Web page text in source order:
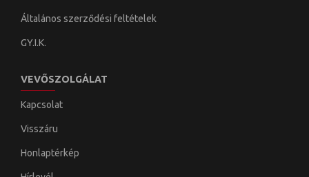
Általános szerződési feltételek
GY.I.K.
VEVŐSZOLGÁLAT
Kapcsolat
Visszáru
Honlaptérkép